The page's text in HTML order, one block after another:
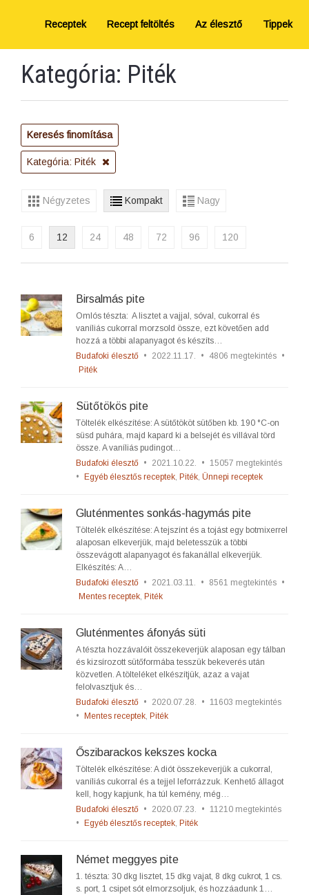
Receptek Recept feltöltés Az élesztő Tippek
Kategória: Piték
Keresés finomítása
Kategória: Piték
Négyzetes Kompakt Nagy
6 12 24 48 72 96 120
Birsalmás pite
Omlós tészta: A lisztet a vajjal, sóval, cukorral és
vaníliás cukorral morzsold össze, ezt követően add
hozzá a többi alapanyagot és készíts…
Budafoki élesztő • 2022.11.17. • 4806 megtekintés •
Piték
Sütőtökös pite
Töltelék elkészítése: A sütőtököt sütőben kb. 190 °C-on
süsd puhára, majd kapard ki a belsejét és villával törd
össze. A vaníliás pudingot…
Budafoki élesztő • 2021.10.22. • 15057 megtekintés
•
Egyéb élesztős receptek, Piték, Ünnepi receptek
Gluténmentes sonkás-hagymás pite
Töltelék elkészítése: A tejszínt és a tojást egy botmixerrel
alaposan elkeverjük, majd beletesszük a többi
összevágott alapanyagot és fakanállal elkeverjük.
Elkészítés: A…
Budafoki élesztő • 2021.03.11. • 8561 megtekintés •
Mentes receptek, Piték
Gluténmentes áfonyás süti
A tészta hozzávalóit összekeverjük alaposan egy tálban
és kizsírozott sütőformába tesszük bekeverés után
közvetlen. A tölteléket elkészítjük, azaz a vajat
felolvasztjuk és…
Budafoki élesztő • 2020.07.28. • 11603 megtekintés
•
Mentes receptek, Piték
Őszibarackos kekszes kocka
Töltelék elkészítése: A diót összekeverjük a cukorral,
vaníliás cukorral és a tejjel leforrázzuk. Kenhető állagot
kell, hogy kapjunk, ha túl kemény, még…
Budafoki élesztő • 2020.07.23. • 11210 megtekintés
•
Egyéb élesztős receptek, Piték
Német meggyes pite
1. tészta: 30 dkg lisztet, 15 dkg vajat, 8 dkg cukrot, 1 cs.
s. port, 1 csipet sót elmorzsoljuk, és hozzáadunk 1…